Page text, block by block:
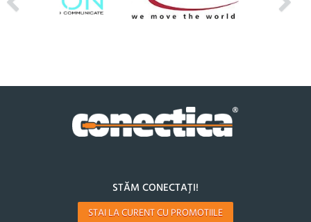
STĂM CONECTAȚI!
STAI LA CURENT CU PROMOTIILE